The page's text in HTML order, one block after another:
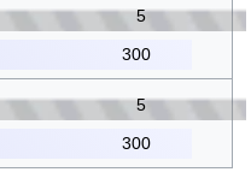
5
300
5
300